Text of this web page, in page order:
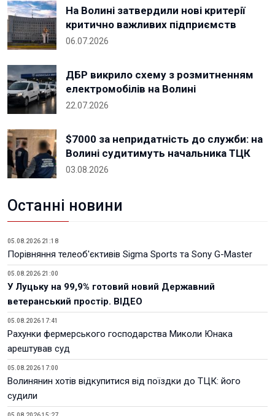
На Волині затвердили нові критерії
критично важливих підприємств
06.07.2026
ДБР викрило схему з розмитненням
електромобілів на Волині
22.07.2026
$7000 за непридатність до служби: на
Волині судитимуть начальника ТЦК
03.08.2026
Останні новини
05.08.2026 21:18
Порівняння телеоб'єктивів Sigma Sports та Sony G-Master
05.08.2026 21:00
У Луцьку на 99,9% готовий новий Державний
ветеранський простір. ВІДЕО
05.08.2026 17:41
Рахунки фермерського господарства Миколи Юнака
арештував суд
05.08.2026 17:00
Волинянин хотів відкупитися від поїздки до ТЦК: його
судили